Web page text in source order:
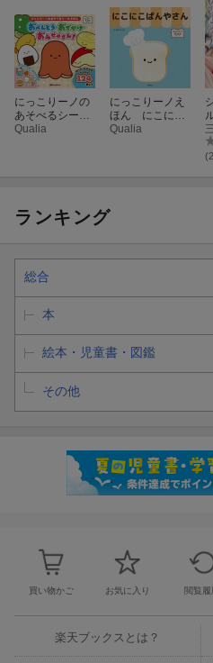
にっこりーノの
あそべるシール
えほん おべん
Qualia
にっこりーノえ
ほん にこにこ
ぱんやさん
Qualia
ランキング
総合
本
絵本・児童書・図鑑
その他
買い物かご お気に入り 閲覧履
楽天ブックスとは？